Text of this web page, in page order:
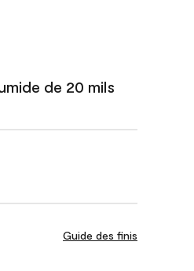
de 20 mils
Guide des finis